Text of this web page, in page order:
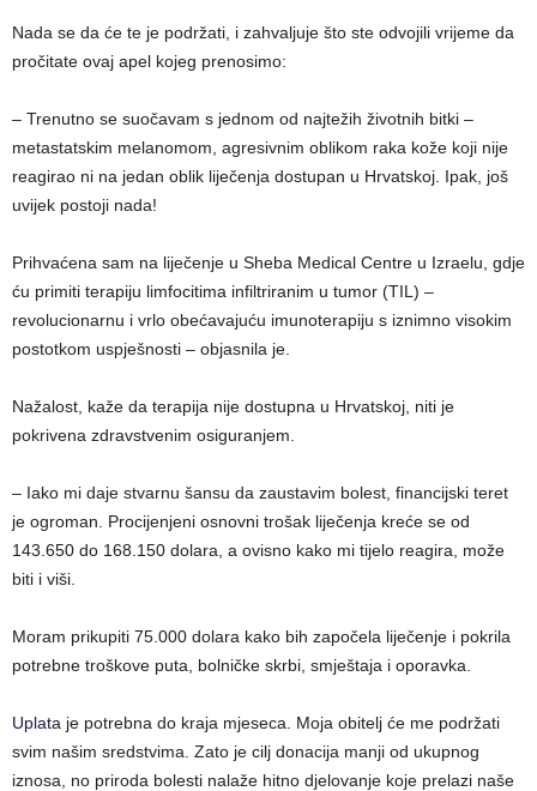
Nada se da će te je podržati, i zahvaljuje što ste odvojili vrijeme da
pročitate ovaj apel kojeg prenosimo:
– Trenutno se suočavam s jednom od najtežih životnih bitki –
metastatskim melanomom, agresivnim oblikom raka kože koji nije
reagirao ni na jedan oblik liječenja dostupan u Hrvatskoj. Ipak, još
uvijek postoji nada!
Prihvaćena sam na liječenje u Sheba Medical Centre u Izraelu, gdje
ću primiti terapiju limfocitima infiltriranim u tumor (TIL) –
revolucionarnu i vrlo obećavajuću imunoterapiju s iznimno visokim
postotkom uspješnosti – objasnila je.
Nažalost, kaže da terapija nije dostupna u Hrvatskoj, niti je
pokrivena zdravstvenim osiguranjem.
– Iako mi daje stvarnu šansu da zaustavim bolest, financijski teret
je ogroman. Procijenjeni osnovni trošak liječenja kreće se od
143.650 do 168.150 dolara, a ovisno kako mi tijelo reagira, može
biti i viši.
Moram prikupiti 75.000 dolara kako bih započela liječenje i pokrila
potrebne troškove puta, bolničke skrbi, smještaja i oporavka.
Uplata je potrebna do kraja mjeseca. Moja obitelj će me podržati
svim našim sredstvima. Zato je cilj donacija manji od ukupnog
iznosa, no priroda bolesti nalaže hitno djelovanje koje prelazi naše